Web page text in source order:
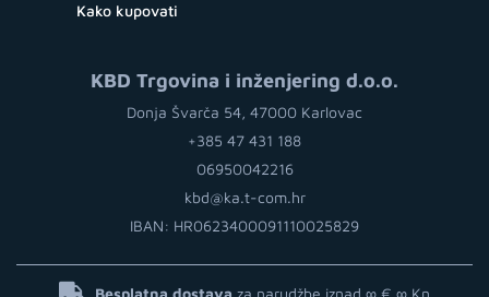
Kako kupovati
KBD Trgovina i inženjering d.o.o.
Donja Švarča 54, 47000 Karlovac
+385 47 431 188
06950042216
kbd@ka.t-com.hr
IBAN: HR0623400091110025829
Besplatna dostava za narudžbe iznad ∞ € ∞ Kn